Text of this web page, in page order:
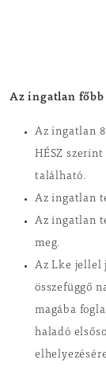
Az ingatlan
Az ingatlan
HÉSZ
található.
Az ingatlan
Az ingatlan
meg.
Az Lke jellel
összefüggő
magába
haladó